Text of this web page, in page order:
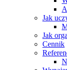
Jak
Jak
Cennik